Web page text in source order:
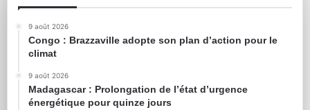
9 août 2026
Congo : Brazzaville adopte son plan d’action pour le
climat
9 août 2026
Madagascar : Prolongation de l’état d’urgence
énergétique pour quinze jours